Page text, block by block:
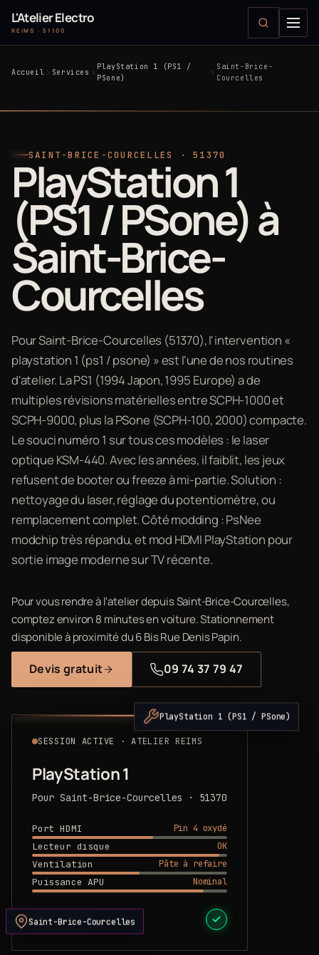
L'Atelier Electro
REIMS · 51100
Accueil Services
PlayStation 1 (PS1 /
PSone)
Saint-Brice-
Courcelles
SAINT-BRICE-COURCELLES · 51370
PlayStation 1
(PS1 / PSone) à
Saint-Brice-
Courcelles
Pour Saint-Brice-Courcelles (51370), l'intervention «
playstation 1 (ps1 / psone) » est l'une de nos routines
d'atelier. La PS1 (1994 Japon, 1995 Europe) a de
multiples révisions matérielles entre SCPH-1000 et
SCPH-9000, plus la PSone (SCPH-100, 2000) compacte.
Le souci numéro 1 sur tous ces modèles : le laser
optique KSM-440. Avec les années, il faiblit, les jeux
refusent de booter ou freeze à mi-partie. Solution :
nettoyage du laser, réglage du potentiomètre, ou
remplacement complet. Côté modding : PsNee
modchip très répandu, et mod HDMI PlayStation pour
sortie image moderne sur TV récente.
Pour vous rendre à l'atelier depuis Saint-Brice-Courcelles,
comptez environ 8 minutes en voiture. Stationnement
disponible à proximité du 6 Bis Rue Denis Papin.
Devis gratuit 09 74 37 79 47
SESSION ACTIVE · ATELIER REIMS
PlayStation 1
Pour Saint-Brice-Courcelles · 51370
Port HDMI
Pin 4 oxydé
Lecteur disque
OK
Ventilation
Pâte à refaire
Puissance APU
Nominal
DEVIS PRÊT
PlayStation 1 (PS1 / PSone)
Saint-Brice-Courcelles